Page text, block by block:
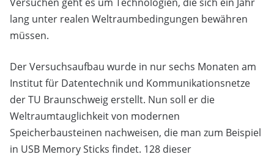
Versuchen geht es um Technologien, die sich ein Jahr
lang unter realen Weltraumbedingungen bewähren
müssen.
Der Versuchsaufbau wurde in nur sechs Monaten am
Institut für Datentechnik und Kommunikationsnetze
der TU Braunschweig erstellt. Nun soll er die
Weltraumtauglichkeit von modernen
Speicherbausteinen nachweisen, die man zum Beispiel
in USB Memory Sticks findet. 128 dieser